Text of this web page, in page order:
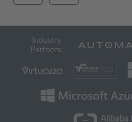
Industry
Partners: